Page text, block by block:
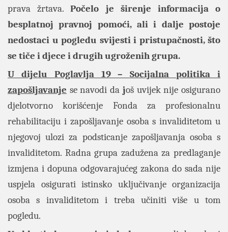
prava žrtava.Počelo je širenje informacija o
besplatnoj pravnoj pomoći, ali i dalje postoje
nedostaci u pogledu svijesti i pristupačnosti, što
se tiče i djece i drugih ugroženih grupa.
U dijelu Poglavlja 19 – Socijalna politika i
zapošljavanje se navodi da još uvijek nije osigurano
djelotvorno korišćenje Fonda za profesionalnu
rehabilitaciju i zapošljavanje osoba s invaliditetom u
njegovoj ulozi za podsticanje zapošljavanja osoba s
invaliditetom. Radna grupa zadužena za predlaganje
izmjena i dopuna odgovarajućeg zakona do sada nije
uspjela osigurati istinsko uključivanje organizacija
osoba s invaliditetom i treba učiniti više u tom
pogledu.